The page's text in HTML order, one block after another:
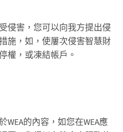
侵害，您可以向我方提出侵
施，如，使屢次侵害智慧財
權，或凍結帳戶。
的內容，如您在WEA應